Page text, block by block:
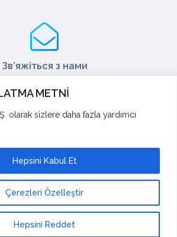
METNİ
olarak sizlere daha fazla yardımcı
Çerezleri Özelleştir
Hepsini Reddet
Hepsini Kabul Et
Зв’яжіться з нами
+90 216 466 45 10
підтримка
Експорт
Пропозиції та скарги
Tic. San. A.Ş. |© Copyright 2023.
| Design: